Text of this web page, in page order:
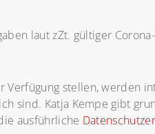
laut zZt. gültiger
Verfügung stellen, werden
sind. Katja Kempe gibt
ausführliche